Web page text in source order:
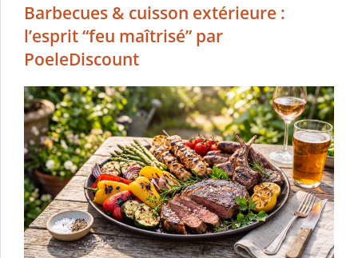
Barbecues & cuisson extérieure :
l’esprit“feu maîtrisé” par
PoeleDiscount